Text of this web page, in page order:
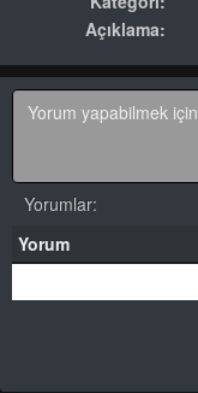
Açıklama:
Yorumlar:
Yorum